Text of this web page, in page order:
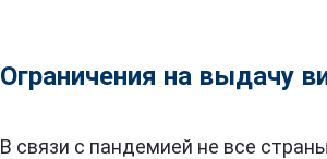
Ограничения на выдачу
В связи с пандемией не все